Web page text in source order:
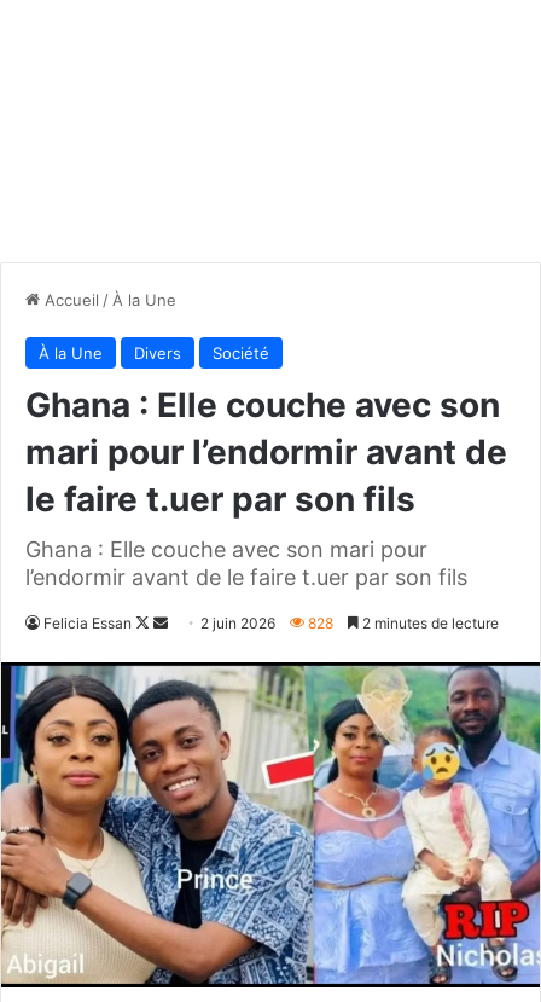
Accueil / À la Une
À la Une Divers Société
Ghana : Elle couche avec son
mari pour l’endormir avant de
le faire t.uer par son fils
Ghana : Elle couche avec son mari pour
l’endormir avant de le faire t.uer par son fils
Felicia Essan
Follow
X
Envoyer
courriel
2 juin 2026 828 2 minutes de lecture